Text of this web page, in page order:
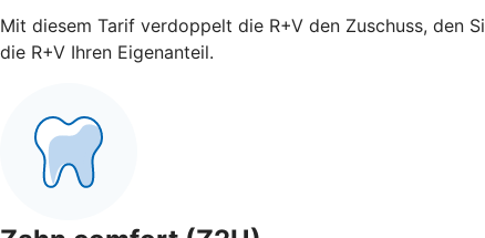
Mit diesem Tarif verdoppelt die R+V den Zuschuss, den
die R+V Ihren Eigenanteil.